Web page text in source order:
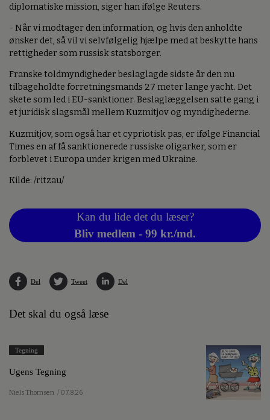
diplomatiske mission, siger han ifølge Reuters.
- Når vi modtager den information, og hvis den anholdte
ønsker det, så vil vi selvfølgelig hjælpe med at beskytte hans
rettigheder som russisk statsborger.
Franske toldmyndigheder beslaglagde sidste år den nu
tilbageholdte forretningsmands 27 meter lange yacht. Det
skete som led i EU-sanktioner. Beslaglæggelsen satte gang i
et juridisk slagsmål mellem Kuzmitjov og myndighederne.
Kuzmitjov, som også har et cypriotisk pas, er ifølge Financial
Times en af få sanktionerede russiske oligarker, som er
forblevet i Europa under krigen med Ukraine.
Kilde: /ritzau/
Kan du lide det du læser?
Bliv medlem - 99 kr./md.
Del Tweet Del
Det skal du også læse
Tegning
Ugens Tegning
Niels Thomsen / 07.8.26